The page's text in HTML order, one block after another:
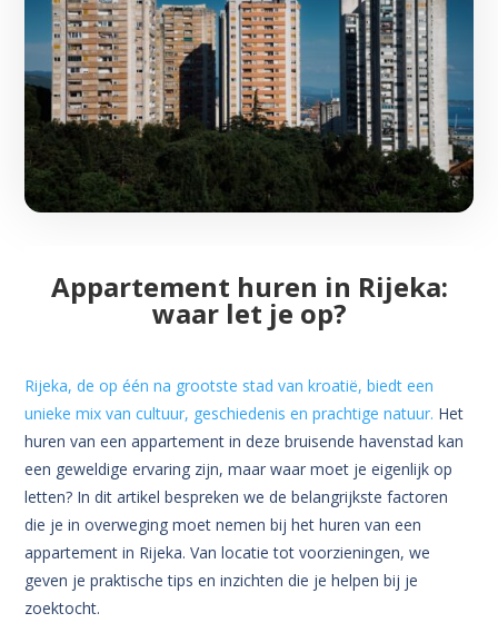
Appartement huren in Rijeka:
waar let je op?
Rijeka, de op één na grootste stad van kroatië, biedt een
unieke mix van cultuur, geschiedenis en prachtige natuur. Het
huren van een appartement in deze bruisende havenstad kan
een geweldige ervaring zijn, maar waar moet je eigenlijk op
letten? In dit artikel bespreken we de belangrijkste factoren
die je in overweging moet nemen bij het huren van een
appartement in Rijeka. Van locatie tot voorzieningen, we
geven je praktische tips en inzichten die je helpen bij je
zoektocht.